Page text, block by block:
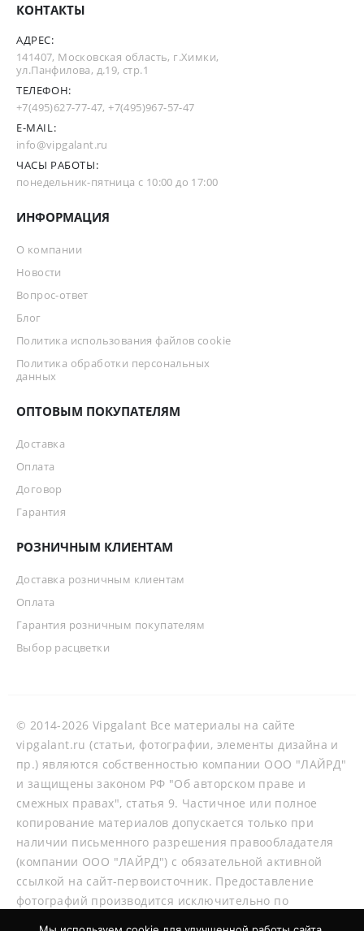
КОНТАКТЫ
АДРЕС:
141407, Московская область, г.Химки,
ул.Панфилова, д.19, стр.1
ТЕЛЕФОН:
+7(495)627-77-47,+7(495)967-57-47
E-MAIL:
info@vipgalant.ru
ЧАСЫ РАБОТЫ:
понедельник-пятница с 10:00 до 17:00
ИНФОРМАЦИЯ
О компании
Новости
Вопрос-ответ
Блог
Политика использования файлов cookie
Политика обработки персональных
данных
ОПТОВЫМ ПОКУПАТЕЛЯМ
Доставка
Оплата
Договор
Гарантия
РОЗНИЧНЫМ КЛИЕНТАМ
Доставка розничным клиентам
Оплата
Гарантия розничным покупателям
Выбор расцветки
© 2014-2026 Vipgalant Все материалы на сайте
vipgalant.ru (статьи, фотографии, элементы дизайна и
пр.) являются собственностью компании ООО "ЛАЙРД"
и защищены законом РФ "Об авторском праве и
смежных правах", статья 9. Частичное или полное
копирование материалов допускается только при
наличии письменного разрешения правообладателя
(компании ООО "ЛАЙРД") с обязательной активной
ссылкой на сайт-первоисточник. Предоставление
фотографий производится исключительно по